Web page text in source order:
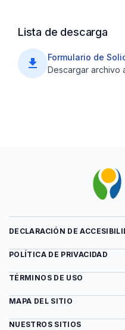
Lista de descarga
file_download
Formulario de
Descargar archivo
DECLARACIÓN DE
POLÍTICA DE PRIVACIDAD
TÉRMINOS DE USO
MAPA DEL SITIO
NUESTROS SITIOS